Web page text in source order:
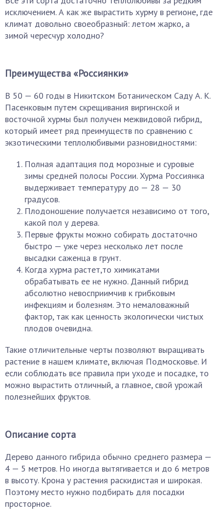
исключением. А как же вырастить хурму в регионе, где
климат довольно своеобразный: летом жарко, а
зимой чересчур холодно?
Преимущества «Россиянки»
В 50 — 60 годы в Никитском Ботаническом Саду А. К.
Пасенковым путем скрещивания виргинской и
восточной хурмы был получен межвидовой гибрид,
который имеет ряд преимуществ по сравнению с
экзотическими теплолюбивыми разновидностями:
Полная адаптация под морозные и суровые
зимы средней полосы России. Хурма Россиянка
выдерживает температуру до — 28 — 30
градусов.
Плодоношение получается независимо от того,
какой пол у дерева.
Первые фрукты можно собирать достаточно
быстро — уже через несколько лет после
высадки саженца в грунт.
Когда хурма растет,то химикатами
обрабатывать ее не нужно. Данный гибрид
абсолютно невосприимчив к грибковым
инфекциям и болезням. Это немаловажный
фактор, так как ценность экологически чистых
плодов очевидна.
Такие отличительные черты позволяют выращивать
растение в нашем климате, включая Подмосковье. И
если соблюдать все правила при уходе и посадке, то
можно вырастить отличный, а главное, свой урожай
полезнейших фруктов.
Описание сорта
Дерево данного гибрида обычно среднего размера —
4 — 5 метров. Но иногда вытягивается и до 6 метров
в высоту. Крона у растения раскидистая и широкая.
Поэтому место нужно подбирать для посадки
просторное.